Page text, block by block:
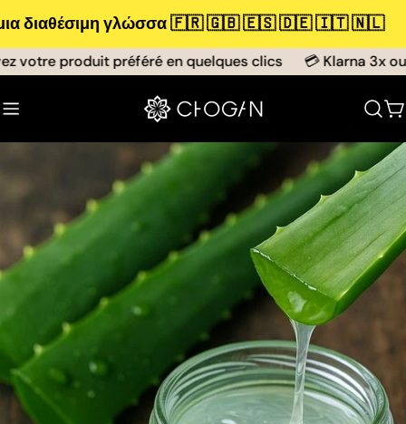
στο
περιεχόμενο
γλώσσα 🇫🇷 🇬🇧 🇪🇸 🇩🇪 🇮🇹 🇳🇱 Για
produit préféré en quelques clics 💳 Klarna 3x ou 4x